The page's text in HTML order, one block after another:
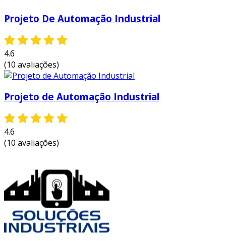
Projeto De Automação Industrial
4.6
(10 avaliações)
Projeto de Automação Industrial
4.6
(10 avaliações)